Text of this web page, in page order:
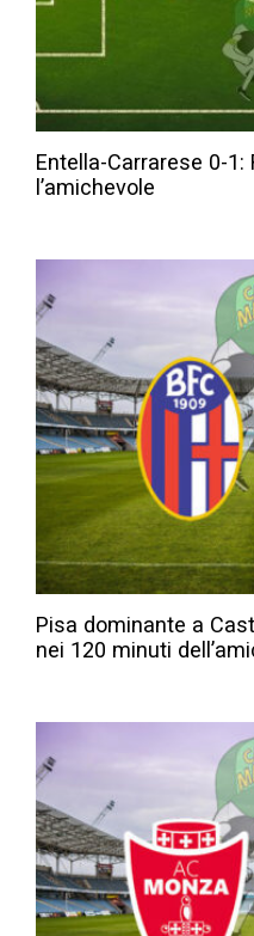
Entella-Carrarese 0-1:
l’amichevole
Pisa dominante a
nei 120 minuti